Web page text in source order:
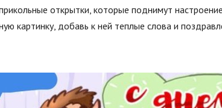
открытки, которые поднимут
картинку, добавь к ней теплые слова и